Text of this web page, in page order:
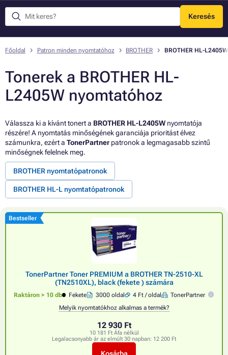
Keresés
Menü
Főoldal Patron minden nyomtatóhoz BROTHER BROTHER HL-L2405W
Tonerek a BROTHER HL-
L2405W nyomtatóhoz
Válassza ki a kívánt tonert a BROTHER HL-L2405W nyomtatója
részére! A nyomtatás minőségének garanciája prioritást élvez
számunkra, ezért a TonerPartner patronok a legmagasabb szintű
minőségnek felelnek meg.
BROTHER nyomtatópatronok
BROTHER HL-L nyomtatópatronok
Bestseller
TonerPartner Toner PREMIUM a BROTHER TN-2510-XL
(TN2510XL), black (fekete ) számára
Raktáron > 10 db Fekete 3000 oldal 4 Ft / oldal
TonerPartner
Melyik nyomtatókhoz alkalmas a termék?
12 930 Ft
10 181 Ft Áfa nélkül
Legalacsonyabb ár az elmúlt 30 napban: 12 200 Ft